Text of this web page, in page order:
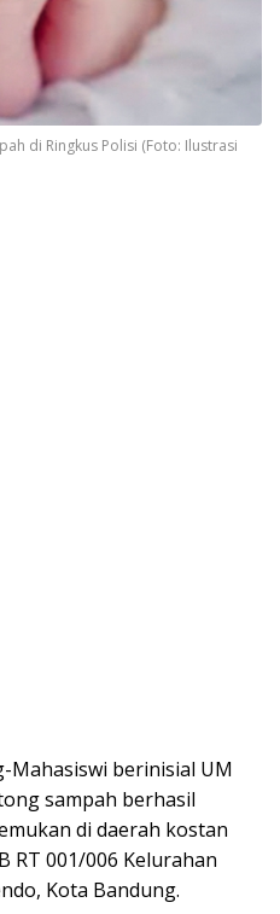
di Ringkus Polisi (Foto: Ilustrasi
Mahasiswi berinisial UM
sampah berhasil
di daerah kostan
RT 001/006 Kelurahan
Kota Bandung.